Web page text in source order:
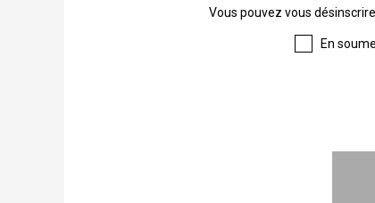
Vous pouvez vous
En